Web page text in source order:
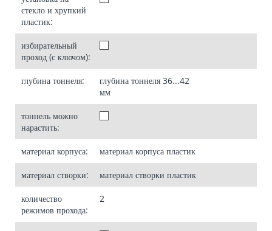
стекло и хрупкий
пластик:
избирательный
проход (с ключом):
глубина тоннеля: глубина тоннеля 36...42
мм
тоннель можно
нарастить:
материал корпуса: материал корпуса пластик
материал створки: материал створки пластик
количество
режимов прохода:
2